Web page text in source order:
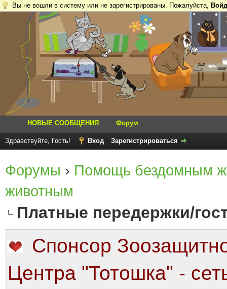
Вы не вошли в систему или не зарегистрированы. Пожалуйста,
НОВЫЕ СООБЩЕНИЯ Форум
Здравствуйте, Гость! Вход Зарегистрироваться
Форумы › Помощь бездомным
животным
Платные передержки/
Спонсор
Центра "Тотошка" -